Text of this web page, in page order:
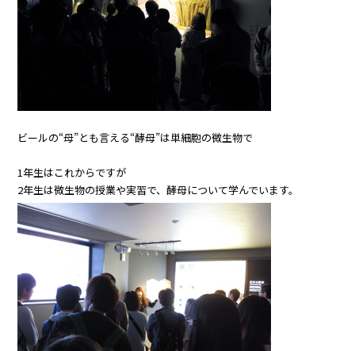
ビールの“母”とも言える“酵母”は単細胞の微生物で
1年生はこれからですが
2年生は微生物の授業や実習で、酵母について学んでいます。